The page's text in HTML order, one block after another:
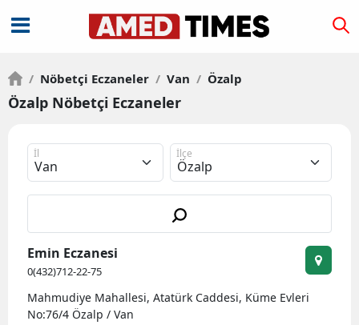
/ Nöbetçi Eczaneler / Van / Özalp
Özalp Nöbetçi Eczaneler
İl İlçe
Emin Eczanesi
0(432)712-22-75
Mahmudiye Mahallesi, Atatürk Caddesi, Küme Evleri
No:76/4 Özalp / Van